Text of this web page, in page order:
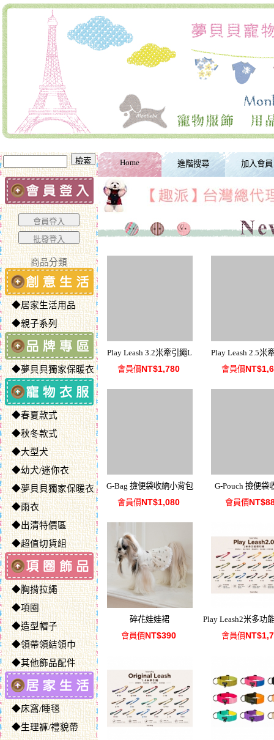
Home 進階搜尋 加入會員
商品分類
◆居家生活用品
◆親子系列
◆夢貝貝獨家保暖衣
◆春夏款式
◆秋冬款式
◆大型犬
◆幼犬/迷你衣
◆夢貝貝獨家保暖衣
◆雨衣
◆出清特價區
◆超值切貨組
◆胸揹拉繩
◆項圈
◆造型帽子
◆領帶領結領巾
◆其他飾品配件
◆床窩/睡毯
◆生理褲/禮貌帶
Play Leash 3.2米牽引繩L
會員價NT$1,780
Play Leash 2.5米
會員價
G-Bag 撿便袋收納小背包
會員價NT$1,080
G-Pouch 撿便袋
會員價
碎花娃娃裙
會員價NT$390
Play Leash2米多功
會員價